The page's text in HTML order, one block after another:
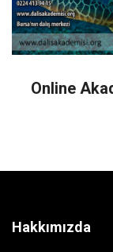
Online
Hakkımızda